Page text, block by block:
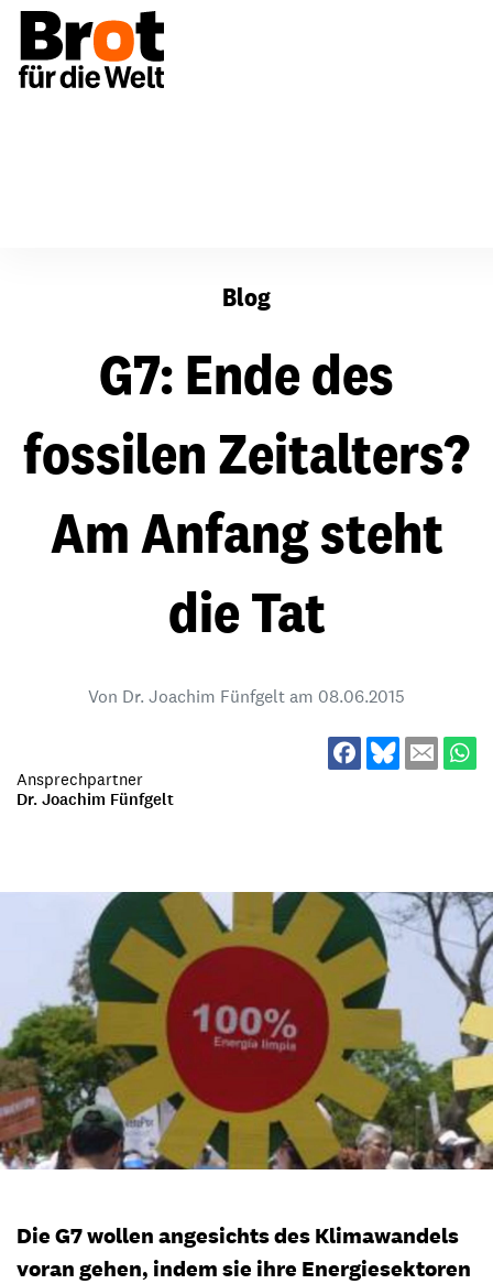
Blog
G7: Ende des
fossilen Zeitalters?
Am Anfang steht
die Tat
Von Dr. Joachim Fünfgelt am 08.06.2015
Ansprechpartner
Dr. Joachim Fünfgelt
Die G7 wollen angesichts des Klimawandels
voran gehen, indem sie ihre Energiesektoren